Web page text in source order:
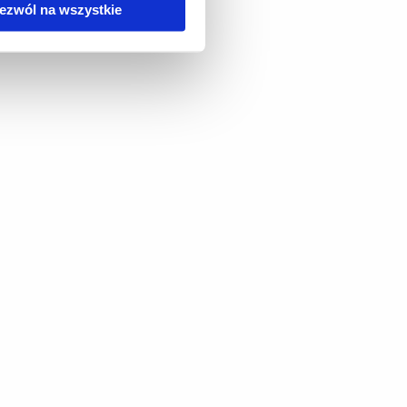
na wszystkie